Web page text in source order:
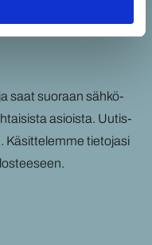
saat suo­raan säh­kö­
asiois­ta. Uu­tis­
Kä­sit­te­lem­me tie­to­ja­si
.